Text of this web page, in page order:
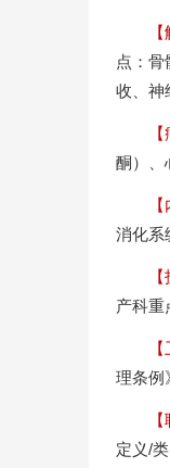
点：
收、神
酮）、
消化系
产科重
理条例
定义/